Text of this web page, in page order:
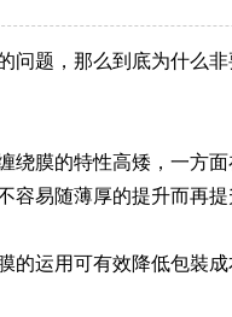
题，那么到底为什么
膜的特性高矮，一方
易随薄厚的提升而再提
运用可有效降低包裝成